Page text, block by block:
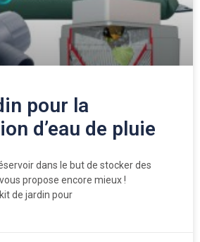
pour la
d’eau de pluie
dans le but de stocker des
propose encore mieux !
de jardin pour